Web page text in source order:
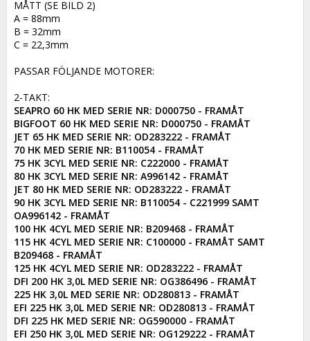
MÅTT (SE BILD 2)
A = 88mm
B = 32mm
C = 22,3mm
PASSAR FÖLJANDE MOTORER:
SEAPRO 60 HK MED SERIE NR: D000750 - FRAMÅT
BIGFOOT 60 HK MED SERIE NR: D000750 - FRAMÅT
JET 65 HK MED SERIE NR: OD283222 - FRAMÅT
70 HK MED SERIE NR: B110054 - FRAMÅT
75 HK 3CYL MED SERIE NR: C222000 - FRAMÅT
80 HK 3CYL MED SERIE NR: A996142 - FRAMÅT
JET 80 HK MED SERIE NR: OD283222 - FRAMÅT
90 HK 3CYL MED SERIE NR: B110054 - C221999 SAMT
OA996142 - FRAMÅT
100 HK 4CYL MED SERIE NR: B209468 - FRAMÅT
115 HK 4CYL MED SERIE NR: C100000 - FRAMÅT SAMT
B209468 - FRAMÅT
125 HK 4CYL MED SERIE NR: OD283222 - FRAMÅT
DFI 200 HK 3,0L MED SERIE NR: OG386496 - FRAMÅT
225 HK 3,0L MED SERIE NR: OD280813 - FRAMÅT
EFI 225 HK 3,0L MED SERIE NR: OD280813 - FRAMÅT
DFI 225 HK MED SERIE NR: OG590000 - FRAMÅT
EFI 250 HK 3,0L MED SERIE NR: OG129222 - FRAMÅT